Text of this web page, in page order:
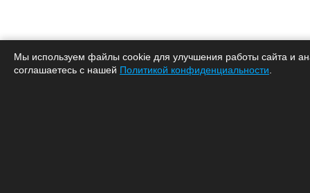
Мы используем файлы cookie для улучшения работы сайта и
соглашаетесь с нашей Политикой конфиденциальности